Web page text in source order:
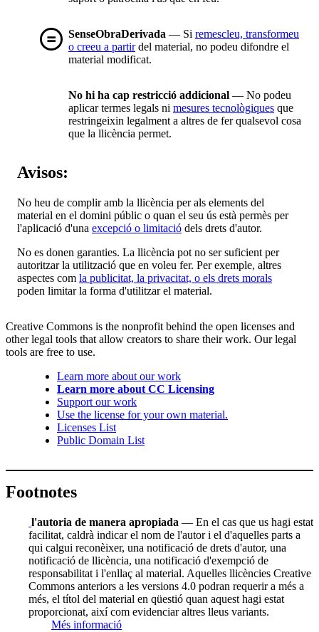
SenseObraDerivada — Si remescleu, transformeu
o creeu a partirdel material, no podeu difondre el
material modificat.
No hi ha cap restricció addicional — No podeu
aplicar termes legals ni mesures tecnològiques que
restringeixin legalment a altres de fer qualsevol cosa
que la llicència permet.
Avisos:
No heu de complir amb la llicència per als elements del
material en el domini públic o quan el seu ús està permès per
l'aplicació d'una excepció o limitació dels drets d'autor.
No es donen garanties. La llicència pot no ser suficient per
autoritzar la utilització que en voleu fer. Per exemple, altres
aspectes com la publicitat, la privacitat, o els drets morals
poden limitar la forma d'utilitzar el material.
Creative Commons is the nonprofit behind the open licenses and
other legal tools that allow creators to share their work. Our legal
tools are free to use.
Learn more about our work
Learn more about CC Licensing
Support our work
Use the license for your own material.
Licenses List
Public Domain List
Footnotes
l'autoria de manera apropiada — En el cas que us hagi estat
facilitat, caldrà indicar el nom de l'autor i el d'aquelles parts a
qui calgui reconèixer, una notificació de drets d'autor, una
notificació de llicència, una notificació d'exempció de
responsabilitat i l'enllaç al material. Aquelles llicències Creative
Commons anteriors a les versions 4.0 podran requerir a més a
més, el títol del material en qüestió quan aquest hagi estat
proporcionat, així com evidenciar altres lleus variants.
Més informació